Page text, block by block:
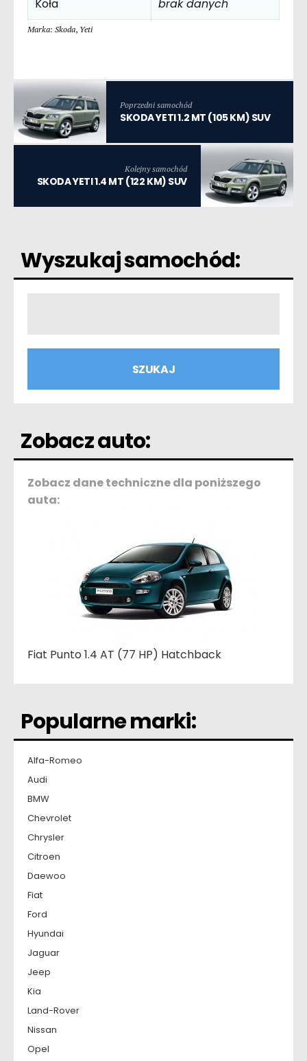
Koła brak danych
Marka: Skoda, Yeti
Poprzedni samochód
SKODA YETI 1.2 MT (105 KM) SUV
Kolejny samochód
SKODA YETI 1.4 MT (122 KM) SUV
Wyszukaj samochód:
Zobacz auto:
Zobacz dane techniczne dla poniższego
auta:
Fiat Punto 1.4 AT (77 HP) Hatchback
Popularne marki:
Alfa-Romeo
Audi
BMW
Chevrolet
Chrysler
Citroen
Daewoo
Fiat
Ford
Hyundai
Jaguar
Jeep
Kia
Land-Rover
Nissan
Opel